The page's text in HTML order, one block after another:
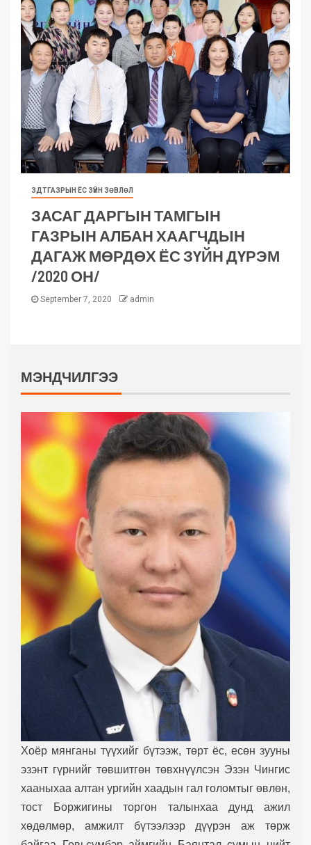
ЗДТГАЗРЫН ЁС ЗҮЙН ЗӨВЛӨЛ
ЗАСАГ ДАРГЫН ТАМГЫН
ГАЗРЫН АЛБАН ХААГЧДЫН
ДАГАЖ МӨРДӨХ ЁС ЗҮЙН ДҮРЭМ
/2020 ОН/
September 7, 2020 admin
МЭНДЧИЛГЭЭ
Хоёр мянганы түүхийг бүтээж, төрт ёс, есөн зууны
эзэнт гүрнийг төвшитгөн төвхнүүлсэн Эзэн Чингис
хааныхаа алтан ургийн хаадын гал голомтыг өвлөн,
тост Боржигины торгон талынхаа дунд ажил
хөдөлмөр, амжилт бүтээлээр дүүрэн аж төрж